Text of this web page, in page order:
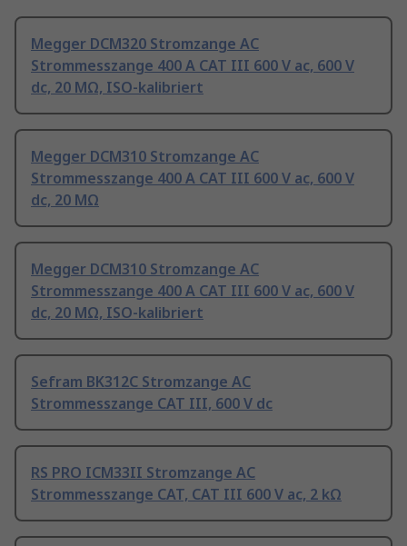
Megger DCM320 Stromzange AC
Strommesszange 400 A CAT III 600 V ac, 600 V
dc, 20 MΩ, ISO-kalibriert
Megger DCM310 Stromzange AC
Strommesszange 400 A CAT III 600 V ac, 600 V
dc, 20 MΩ
Megger DCM310 Stromzange AC
Strommesszange 400 A CAT III 600 V ac, 600 V
dc, 20 MΩ, ISO-kalibriert
Sefram BK312C Stromzange AC
Strommesszange CAT III, 600 V dc
RS PRO ICM33II Stromzange AC
Strommesszange CAT, CAT III 600 V ac, 2 kΩ